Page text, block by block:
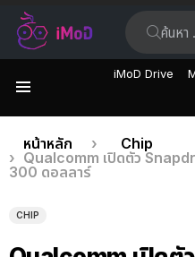
iMoD Drive
เรื่อง
ล่าสุด
คุณอยู่ที่นี่:
หน้าหลัก
Chip
Qualcomm เปิดตัว
300 ดอลลาร์
CHIP